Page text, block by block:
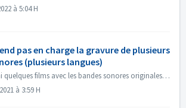
à 5:04 H
pas en charge la gravure de plusieurs
(plusieurs langues)
Question : J'ai quelques films avec les bandes sonores originales en 2 langues incluses (allemand et anglais）. Mais je n'arrive pas à mettre la 2e p...
à 3:59 H